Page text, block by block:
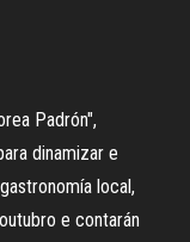
Padrón",
dinamizar e
local,
e contarán